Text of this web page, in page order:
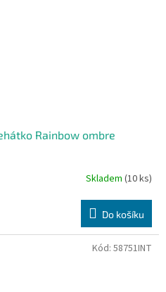
Rainbow ombre
Skladem (10 ks)
Do košíku
Kód: 58751INT